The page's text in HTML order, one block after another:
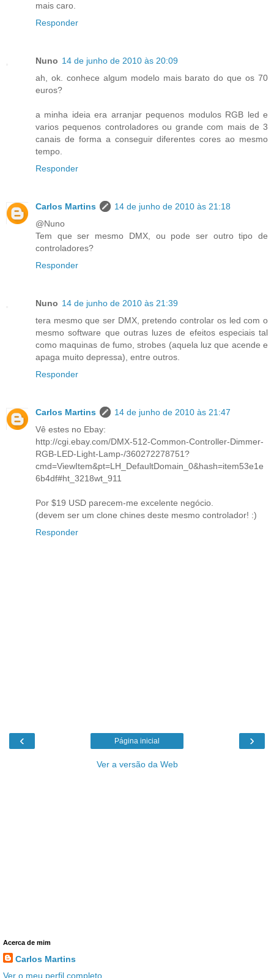
mais caro.
Responder
Nuno 14 de junho de 2010 às 20:09
ah, ok. conhece algum modelo mais barato do que os 70
euros?
a minha ideia era arranjar pequenos modulos RGB led e
varios pequenos controladores ou grande com mais de 3
canais de forma a conseguir diferentes cores ao mesmo
tempo.
Responder
Carlos Martins
14 de junho de 2010 às 21:18
@Nuno
Tem que ser mesmo DMX, ou pode ser outro tipo de
controladores?
Responder
Nuno 14 de junho de 2010 às 21:39
tera mesmo que ser DMX, pretendo controlar os led com o
mesmo software que outras luzes de efeitos especiais tal
como maquinas de fumo, strobes (aquela luz que acende e
apaga muito depressa), entre outros.
Responder
Carlos Martins
14 de junho de 2010 às 21:47
Vê estes no Ebay:
http://cgi.ebay.com/DMX-512-Common-Controller-Dimmer-
RGB-LED-Light-Lamp-/360272278751?
cmd=ViewItem&pt=LH_DefaultDomain_0&hash=item53e1e
6b4df#ht_3218wt_911
Por $19 USD parecem-me excelente negócio.
(devem ser um clone chines deste mesmo controlador! :)
Responder
‹ ›
Página inicial
Ver a versão da Web
Acerca de mim
Carlos Martins
Ver o meu perfil completo